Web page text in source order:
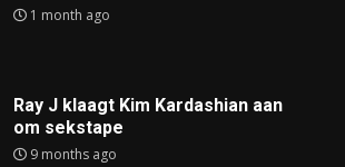
1 month ago
Ray J klaagt Kim Kardashian aan
om sekstape
9 months ago